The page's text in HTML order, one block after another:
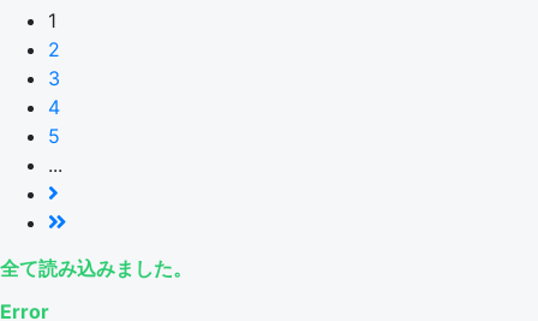
1
2
3
4
5
...
全て読み込みました。
Error